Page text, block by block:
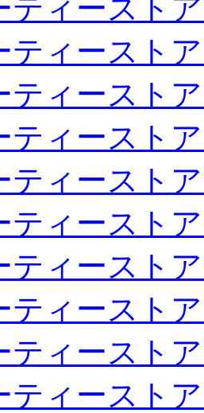
ティースト
ティースト
ティースト
ティースト
ティースト
ティースト
ティースト
ティースト
ティースト
ティースト